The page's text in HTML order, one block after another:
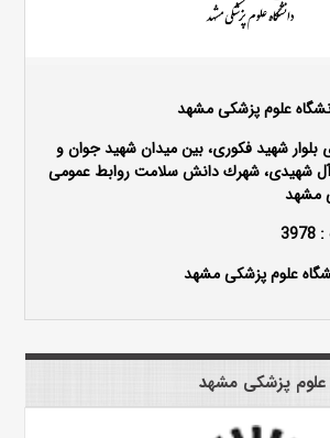
علوم پزشکی مشهد
بلوار شهید فکوری، بین میدان شهید جوان و
شهیدی، شهرك دانش سلامت روابط عمومی
مشهد
علوم پزشکی مشهد
علوم پزشکی مشهد